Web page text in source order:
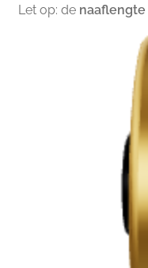
Let op: de naaflengte